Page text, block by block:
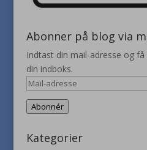
Abonner på blog via
Indtast din mail-adresse og
din indboks.
Mail-
adresse
Abonnér
Kategorier